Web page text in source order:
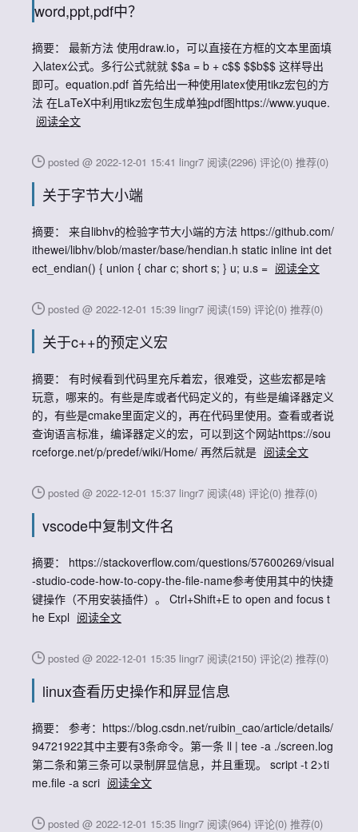
word,ppt,pdf中？
摘要： 最新方法 使用draw.io，可以直接在方框的文本里面填
入latex公式。多行公式就就 $$a = b + c$$ $$b$$ 这样导出
即可。equation.pdf 首先给出一种使用latex使用tikz宏包的方
法 在LaTeX中利用tikz宏包生成单独pdf图https://www.yuque.
阅读全文
posted @ 2022-12-01 15:41 lingr7 阅读(2296) 评论(0) 推荐(0)
关于字节大小端
摘要： 来自libhv的检验字节大小端的方法 https://github.com/
ithewei/libhv/blob/master/base/hendian.h static inline int det
ect_endian() { union { char c; short s; } u; u.s = 阅读全文
posted @ 2022-12-01 15:39 lingr7 阅读(159) 评论(0) 推荐(0)
关于c++的预定义宏
摘要： 有时候看到代码里充斥着宏，很难受，这些宏都是啥
玩意，哪来的。有些是库或者代码定义的，有些是编译器定义
的，有些是cmake里面定义的，再在代码里使用。查看或者说
查询语言标准，编译器定义的宏，可以到这个网站https://sou
rceforge.net/p/predef/wiki/Home/ 再然后就是 阅读全文
posted @ 2022-12-01 15:37 lingr7 阅读(48) 评论(0) 推荐(0)
vscode中复制文件名
摘要： https://stackoverflow.com/questions/57600269/visual
-studio-code-how-to-copy-the-file-name参考使用其中的快捷
键操作（不用安装插件）。 Ctrl+Shift+E to open and focus t
he Expl 阅读全文
posted @ 2022-12-01 15:35 lingr7 阅读(2150) 评论(2) 推荐(0)
linux查看历史操作和屏显信息
摘要： 参考：https://blog.csdn.net/ruibin_cao/article/details/
94721922其中主要有3条命令。第一条 ll | tee -a ./screen.log
第二条和第三条可以录制屏显信息，并且重现。 script -t 2>ti
me.file -a scri 阅读全文
posted @ 2022-12-01 15:35 lingr7 阅读(964) 评论(0) 推荐(0)